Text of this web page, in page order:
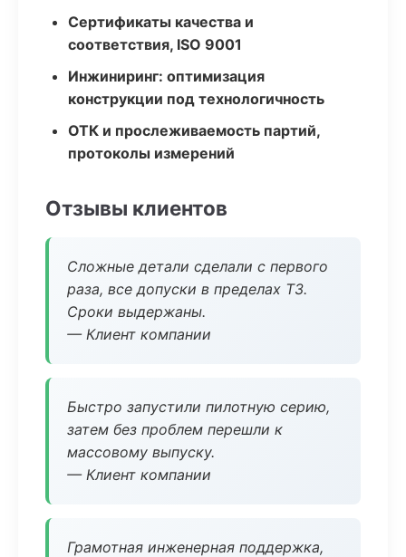
Сертификаты качества и
соответствия, ISO 9001
Инжиниринг: оптимизация
конструкции под технологичность
ОТК и прослеживаемость партий,
протоколы измерений
Отзывы клиентов
Сложные детали сделали с первого
раза, все допуски в пределах ТЗ.
Сроки выдержаны.
— Клиент компании
Быстро запустили пилотную серию,
затем без проблем перешли к
массовому выпуску.
— Клиент компании
Грамотная инженерная поддержка,